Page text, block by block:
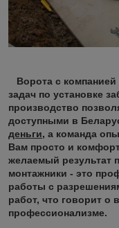
Ворота с компанией
задач по установке
производство
доступными в
деньги, а команда
Вам просто и
желаемый результат
монтажники - это
работы с
работ, что говорит о
профессионализме.